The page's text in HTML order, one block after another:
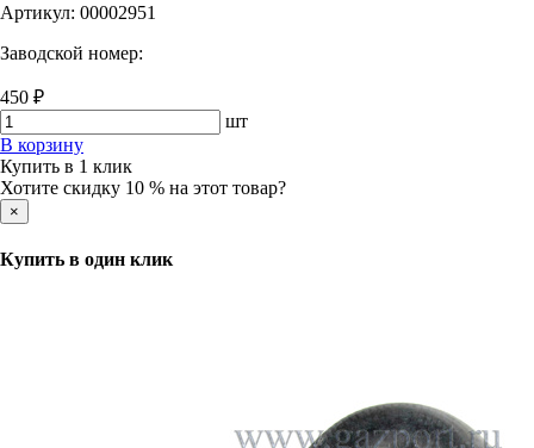
Артикул: 00002951
Заводской номер:
450 ₽
шт
В корзину
Купить в 1 клик
Хотите скидку 10 % на этот товар?
×
Купить в один клик